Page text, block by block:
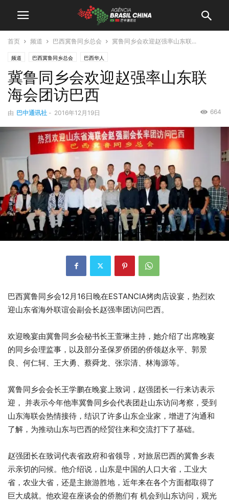
首页 频道 巴西冀鲁同乡总会 冀鲁同乡会欢迎赵强率山东联...
频道 巴西冀鲁同乡总会 巴西华人
冀鲁同乡会欢迎赵强率山东联
海会团访巴西
由 巴中通讯社 - 2016年12月19日 664
巴西冀鲁同乡会12月16日晚在ESTANCIA烤肉店设宴，热烈欢
迎山东省海外联谊会副会长赵强率团访问巴西。
欢迎晚宴由冀鲁同乡会秘书长王萱琳主持，她介绍了出席晚宴
的同乡会理监事，以及部分圣保罗侨团的侨领赵永平、郭景
良、何仁轲、王大勇、蔡舜龙、张宗清、林海源等。
冀鲁同乡会会长王学鹏在晚宴上致词，赵强团长一行来访表示
迎， 并表示今年他率冀鲁同乡会代表团赴山东访问考察，受到
山东海联会热情接待，结识了许多山东企业家，增进了沟通和
了解，为推动山东与巴西的经贸往来和交流打下了基础。
赵强团长在致词代表省政府和省领导，对旅居巴西的冀鲁乡表
示亲切的问候。他介绍说，山东是中国的人口大省，工业大
省，农业大省，还是主旅游胜地，近年来在各个方面都取得了
巨大成就。他欢迎在座谈会的侨胞们有 机会到山东访问，观光